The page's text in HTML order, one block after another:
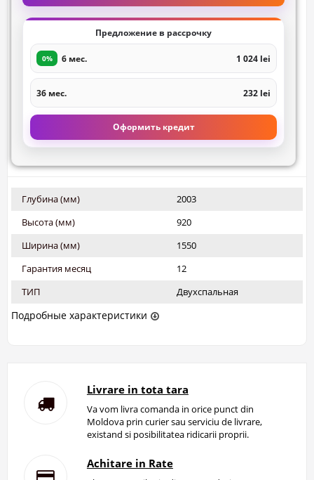
Предложение в рассрочку
0% 6 мес. 1 024 lei
36 мес. 232 lei
Оформить кредит
Глубина (мм)
2003
Высота (мм)
920
Ширина (мм)
1550
Гарантия месяц
12
ТИП
Двухспальная
Подробные характеристики
Livrare in tota tara
Va vom livra comanda in orice punct din
Moldova prin curier sau serviciu de livrare,
existand si posibilitatea ridicarii proprii.
Achitare in Rate